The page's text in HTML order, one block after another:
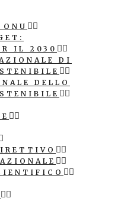
IL 2030
DI
DELLO